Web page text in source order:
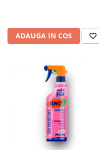
ADAUGA IN COS